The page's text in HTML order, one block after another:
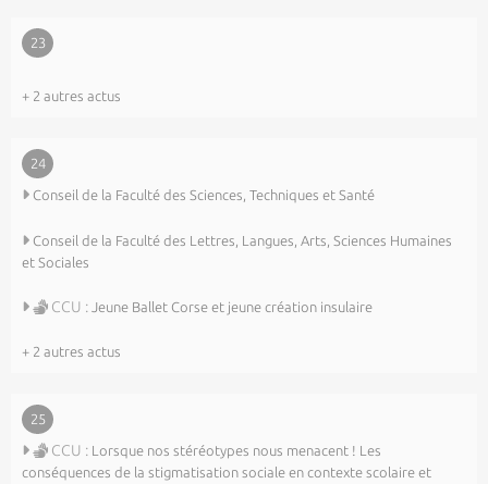
23
+ 2 autres actus
24
Conseil de la Faculté des Sciences, Techniques et Santé
Conseil de la Faculté des Lettres, Langues, Arts, Sciences Humaines
et Sociales
CCU : Jeune Ballet Corse et jeune création insulaire
+ 2 autres actus
25
CCU : Lorsque nos stéréotypes nous menacent ! Les
conséquences de la stigmatisation sociale en contexte scolaire et